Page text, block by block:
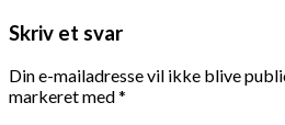
Skriv et svar
Din e-mailadresse vil ikke blive
markeret med*